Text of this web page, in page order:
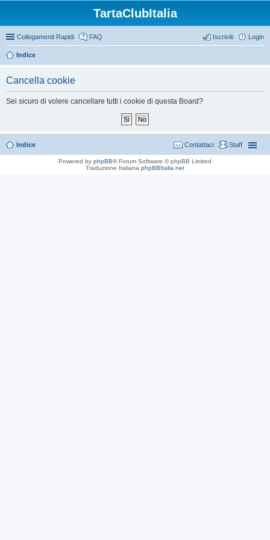
TartaClubItalia
Collegamenti Rapidi FAQ Login
Iscriviti
Indice
Cancella cookie
Sei sicuro di volere cancellare tutti i cookie di questa Board?
Indice Staff
Contattaci
Powered by phpBB® Forum Software © phpBB Limited
Traduzione Italiana phpBBItalia.net